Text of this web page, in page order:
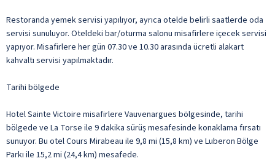
Restoranda yemek servisi yapılıyor, ayrıca otelde belirli saatlerde oda
servisi sunuluyor. Oteldeki bar/oturma salonu misafirlere içecek servisi
yapıyor. Misafirlere her gün 07.30 ve 10.30 arasında ücretli alakart
kahvaltı servisi yapılmaktadır.
Tarihi bölgede
Hotel Sainte Victoire misafirlere Vauvenargues bölgesinde, tarihi
bölgede ve La Torse ile 9 dakika sürüş mesafesinde konaklama fırsatı
sunuyor. Bu otel Cours Mirabeau ile 9,8 mi (15,8 km) ve Luberon Bölge
Parkı ile 15,2 mi (24,4 km) mesafede.